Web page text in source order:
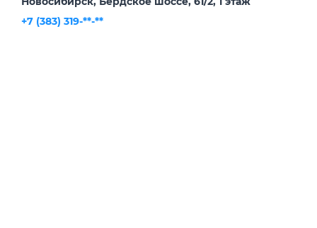
+7 (383) 319-**-**